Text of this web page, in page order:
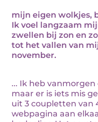
mijn eigen wolkjes,
Ik voel langzaam
zwellen bij zon en
tot het vallen van
november.
... Ik heb
maar er is iets mis
uit 3 coupletten van
webpagina aan